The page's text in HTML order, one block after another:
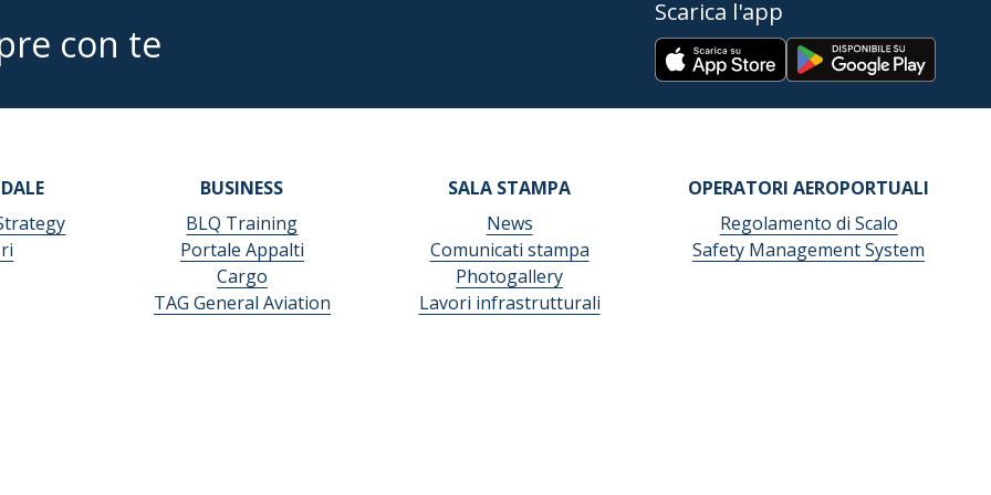
con te
Scarica l'app
BUSINESS
BLQ Training
Portale Appalti
Cargo
TAG General Aviation
SALA STAMPA
News
Comunicati stampa
Photogallery
Lavori infrastrutturali
OPERATORI AEROPORTUALI
Regolamento di Scalo
Safety Management System